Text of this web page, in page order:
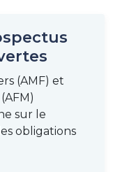
(AMF) et
sur le
obligations